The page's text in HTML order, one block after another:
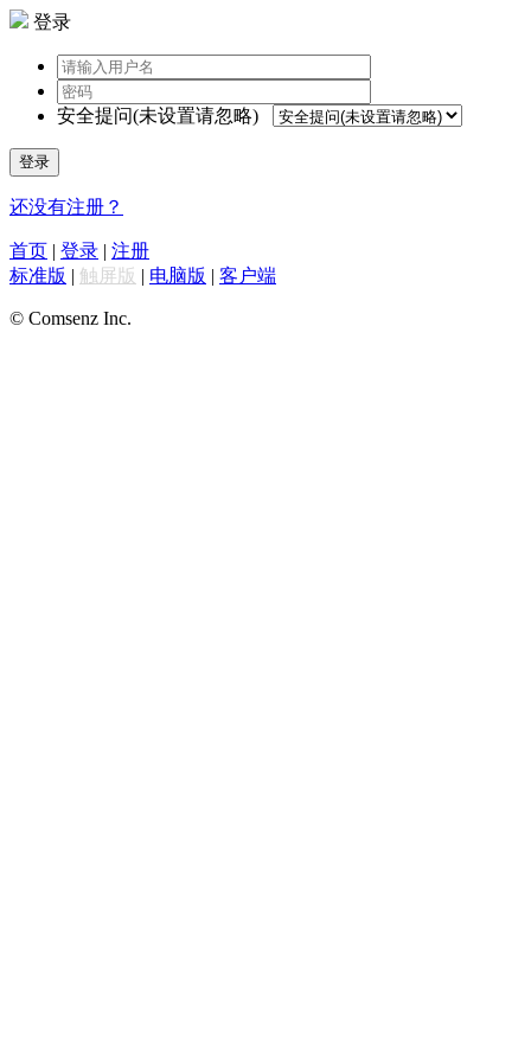
登录
安全提问(未设置请忽略)
登录
还没有注册？
首页 | 登录 | 注册
标准版 | 触屏版 | 电脑版 | 客户端
© Comsenz Inc.